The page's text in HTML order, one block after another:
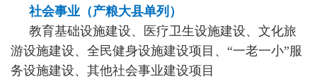
社会事业（产粮大县单列）
教育基础设施建设、医疗卫生设施建设、文化旅
游设施建设、全民健身设施建设项目、“一老一小”服
务设施建设、其他社会事业建设项目